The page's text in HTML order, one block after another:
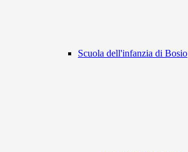
Scuola dell'infanzia di Bosio